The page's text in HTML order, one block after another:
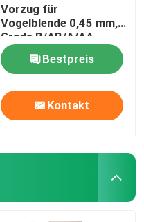
Vorzug für
Vogelblende 0,45 mm,
Grade B/AB/A/AA
Bestpreis
Kontakt